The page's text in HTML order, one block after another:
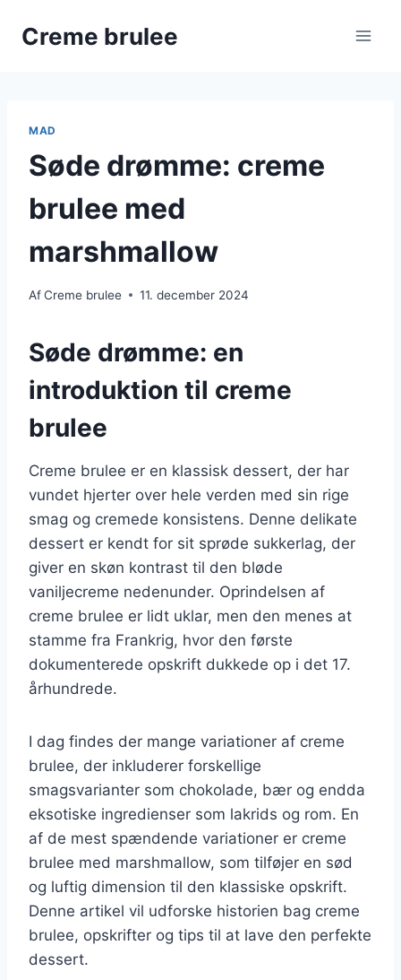
Creme brulee
MAD
Søde drømme: creme
brulee med
marshmallow
AfCreme brulee 11. december 2024
Søde drømme: en
introduktion til creme
brulee
Creme brulee er en klassisk dessert, der har
vundet hjerter over hele verden med sin rige
smag og cremede konsistens. Denne delikate
dessert er kendt for sit sprøde sukkerlag, der
giver en skøn kontrast til den bløde
vaniljecreme nedenunder. Oprindelsen af
creme brulee er lidt uklar, men den menes at
stamme fra Frankrig, hvor den første
dokumenterede opskrift dukkede op i det 17.
århundrede.
I dag findes der mange variationer af creme
brulee, der inkluderer forskellige
smagsvarianter som chokolade, bær og endda
eksotiske ingredienser som lakrids og rom. En
af de mest spændende variationer er creme
brulee med marshmallow, som tilføjer en sød
og luftig dimension til den klassiske opskrift.
Denne artikel vil udforske historien bag creme
brulee, opskrifter og tips til at lave den perfekte
dessert.